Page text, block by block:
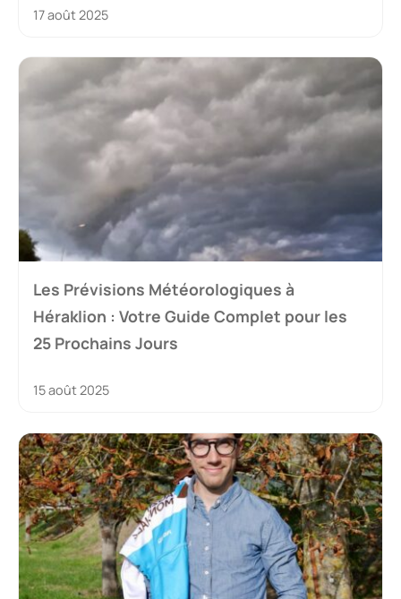
17 août 2025
Les Prévisions Météorologiques à
Héraklion : Votre Guide Complet pour les
25 Prochains Jours
15 août 2025